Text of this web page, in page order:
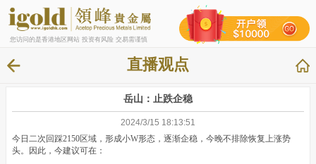
您访问的是香港地区网站 投资有风险 交易需谨慎
直播观点
岳山：止跌企稳
2024/3/15 18:13:51
今日二次回踩2150区域，形成小W形态，逐渐企稳，今晚不排除恢复上涨势
头。因此，今建议可在：